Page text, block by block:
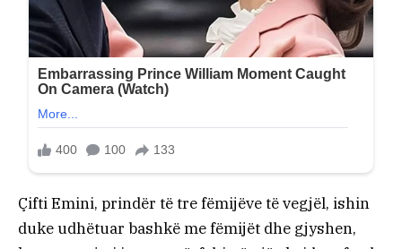
Çifti Emini, prindër të tre fëmijëve të vegjël, ishin
duke udhëtuar bashkë me fëmijët dhe gjyshen,